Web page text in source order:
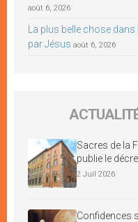
août 6, 2026
La plus belle chose dans
par Jésus août 6, 2026
Sacres de la
publie le
2 Juil 2026
Confidences